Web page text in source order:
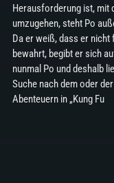
Herausforderung ist, mit
umzugehen, steht Po
Da er weiß, dass er nicht
bewahrt, begibt er sich
nunmal Po und deshalb
Suche nach dem oder
Abenteuern in „Kung Fu